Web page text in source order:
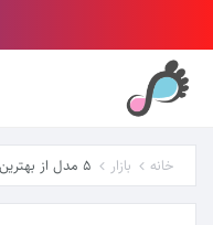
خانه بازار 5 مدل از بهترین سینک پیانویی موجود در بازار